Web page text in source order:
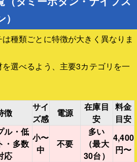
種類ごとに特徴が大きく異なりま
選べるよう、主要3カテゴリを一
徴
サイ
ズ感
電源
在庫目
安
料金
目安
ル・低
・多数
応
小〜
中
不要
多い
（最大
30台）
4,400
円〜